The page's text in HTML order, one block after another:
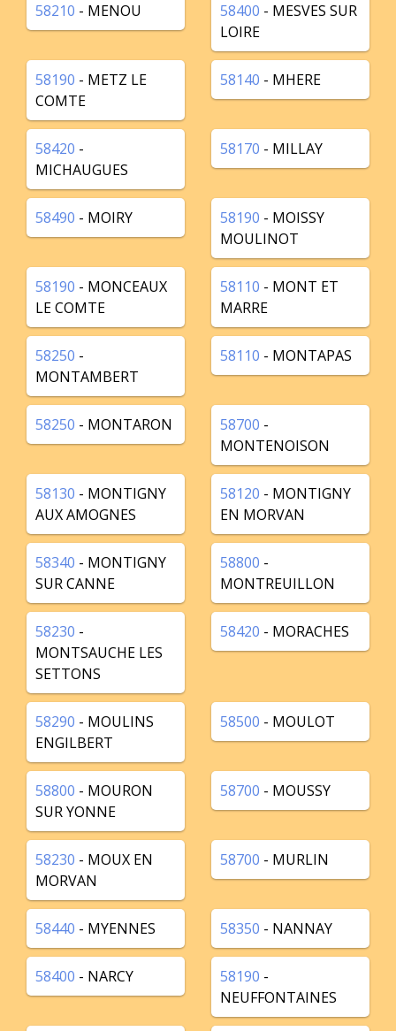
58210 - MENOU 58400 - MESVES SUR
LOIRE
58190 - METZ LE
COMTE
58140 - MHERE
58420 -
MICHAUGUES
58170 - MILLAY
58490 - MOIRY 58190 - MOISSY
MOULINOT
58190 - MONCEAUX
LE COMTE
58110 - MONT ET
MARRE
58250 -
MONTAMBERT
58110 - MONTAPAS
58250 - MONTARON 58700 -
MONTENOISON
58130 - MONTIGNY
AUX AMOGNES
58120 - MONTIGNY
EN MORVAN
58340 - MONTIGNY
SUR CANNE
58800 -
MONTREUILLON
58230 -
MONTSAUCHE LES
SETTONS
58420 - MORACHES
58290 - MOULINS
ENGILBERT
58500 - MOULOT
58800 - MOURON
SUR YONNE
58700 - MOUSSY
58230 - MOUX EN
MORVAN
58700 - MURLIN
58440 - MYENNES 58350 - NANNAY
58400 - NARCY 58190 -
NEUFFONTAINES